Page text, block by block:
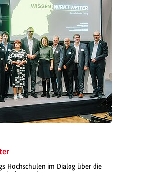
Hochschulen im Dialog über die